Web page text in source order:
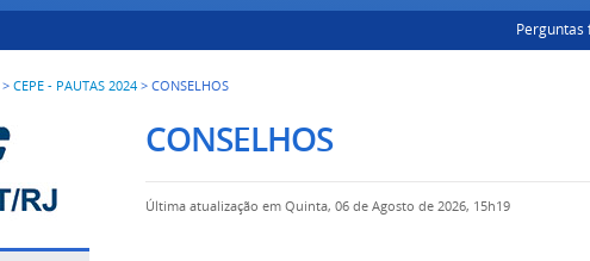
Perguntas
> CEPE - PAUTAS 2024 > CONSELHOS
CONSELHOS
Última atualização em Quinta, 06 de Agosto de 2026, 15h19